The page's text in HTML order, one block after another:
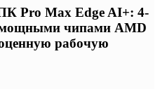
Pro Max Edge AI+: 4-
чипами AMD
рабочую